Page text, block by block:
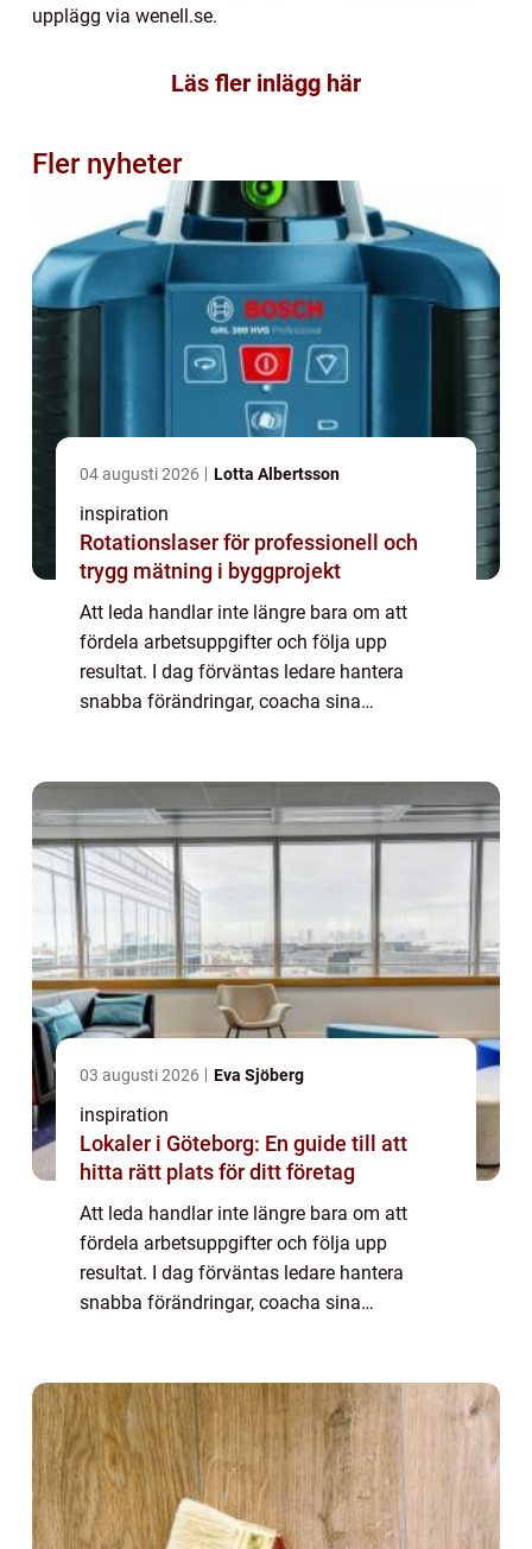
upplägg via wenell.se.
Läs fler inlägg här
Fler nyheter
04 augusti 2026 Lotta Albertsson
inspiration
Rotationslaser för professionell och
trygg mätning i byggprojekt
Att leda handlar inte längre bara om att
fördela arbetsuppgifter och följa upp
resultat. I dag förväntas ledare hantera
snabba förändringar, coacha sina
03 augusti 2026 Eva Sjöberg
inspiration
Lokaler i Göteborg: En guide till att
hitta rätt plats för ditt företag
Att leda handlar inte längre bara om att
fördela arbetsuppgifter och följa upp
resultat. I dag förväntas ledare hantera
snabba förändringar, coacha sina
en växande ...